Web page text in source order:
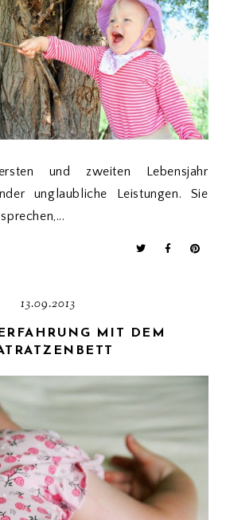
und zweiten Lebensjahr
unglaubliche Leistungen. Sie
13.09.2013
MIT DEM